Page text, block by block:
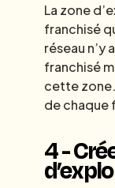
La zone
franchisé
réseau n’y
franchisé
cette
de chaque
4 -